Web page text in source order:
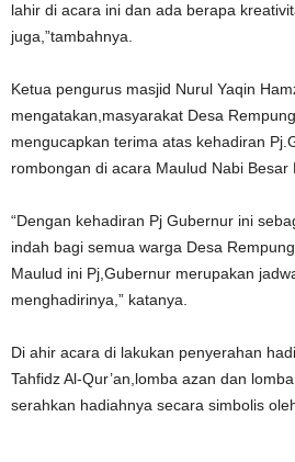
lahir di acara ini dan ada berapa
juga,”tambahnya.
Ketua pengurus masjid Nurul Yaqin
mengatakan,masyarakat Desa
mengucapkan terima atas kehadiran
rombongan di acara Maulud Nabi Besar
“Dengan kehadiran Pj Gubernur ini
indah bagi semua warga Desa
Maulud ini Pj,Gubernur merupakan
menghadirinya,” katanya.
Di ahir acara di lakukan penyerahan
Tahfidz Al-Qur’an,lomba azan dan
serahkan hadiahnya secara simbolis